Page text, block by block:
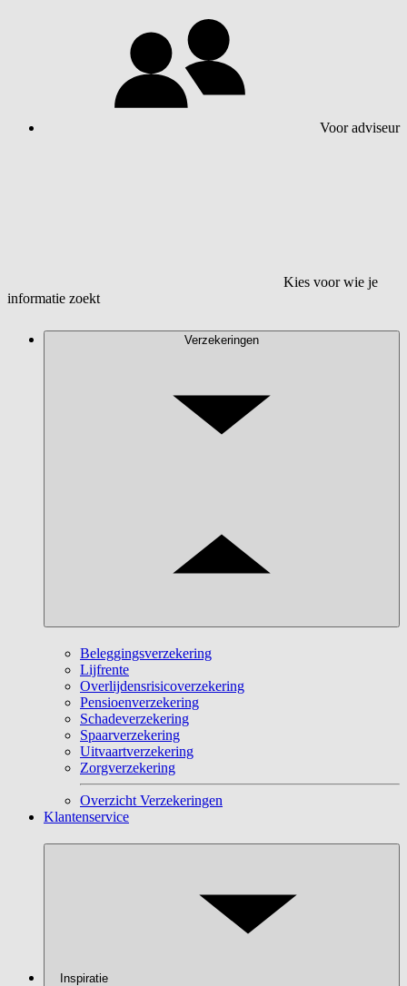
Voor adviseur
Kies voor wie je
informatie zoekt
Verzekeringen
Beleggingsverzekering
Lijfrente
Overlijdensrisicoverzekering
Pensioenverzekering
Schadeverzekering
Spaarverzekering
Uitvaartverzekering
Zorgverzekering
Overzicht Verzekeringen
Klantenservice
Inspiratie